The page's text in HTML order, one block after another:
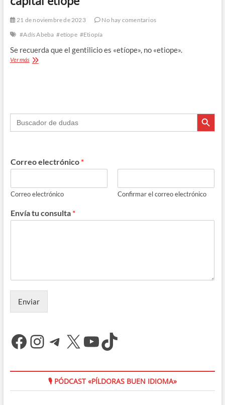
21 de noviembre de 2023
No hay comentarios
#Adís Abeba #etíope #Etiopía
Se recuerda que el gentilicio es «etíope», no «etiope».
Ver más«Adís
capital
etíope
Buscar: Botón de
Correo electrónico *
Correo electrónico Confirmar el correo electrónico
Envía tu consulta *
Enviar
Facebook
Instagram
Telegram
X YouTube
TikTok
🎙 PÓDCAST «PÍLDORAS BUEN IDIOMA»